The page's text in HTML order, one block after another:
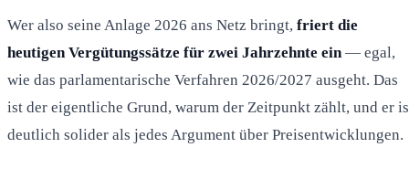
Wer also seine Anlage 2026 ans Netz bringt, friert die
heutigen Vergütungssätze für zwei Jahrzehnte ein — egal,
wie das parlamentarische Verfahren 2026/2027 ausgeht. Das
ist der eigentliche Grund, warum der Zeitpunkt zählt, und er
deutlich solider als jedes Argument über Preisentwicklungen.